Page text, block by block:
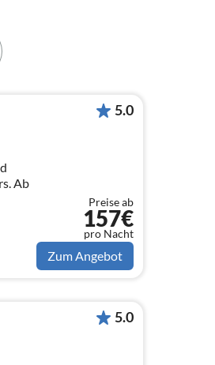
Ab
5.0
Preise ab
157€
pro Nacht
Zum Angebot
5.0